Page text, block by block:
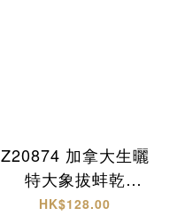
Z20874 加拿大生曬
特大象拔蚌乾
(L)+西非原隻有腌
HK$128.00